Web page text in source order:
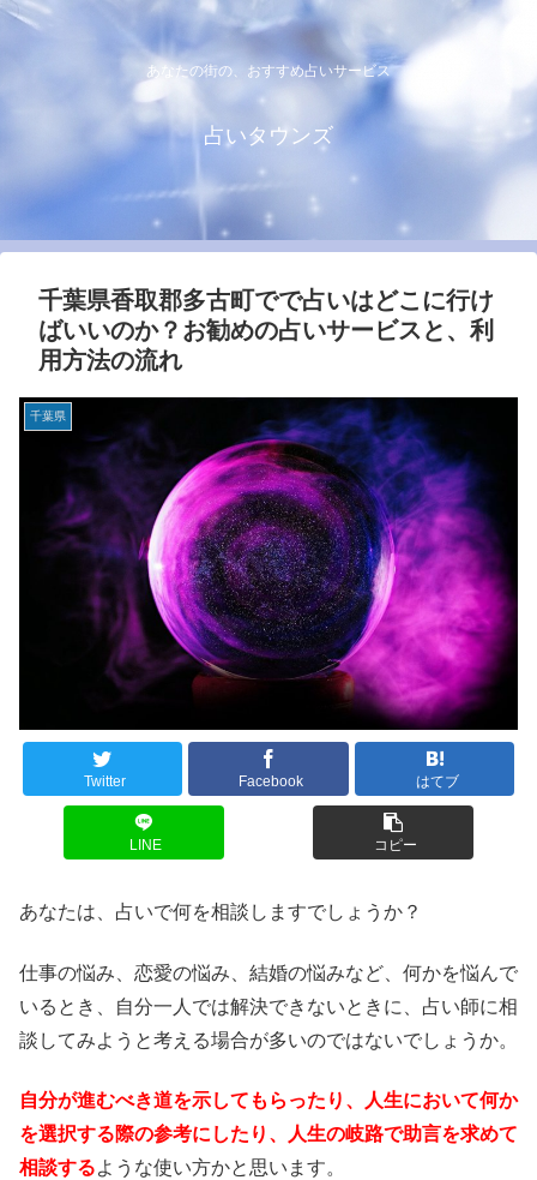
あなたの街の、おすすめ占いサービス
占いタウンズ
千葉県香取郡多古町でで占いはどこに行け
ばいいのか？お勧めの占いサービスと、利
用方法の流れ
千葉県
Twitter Facebook はてブ
LINE コピー
あなたは、占いで何を相談しますでしょうか？
仕事の悩み、恋愛の悩み、結婚の悩みなど、何かを悩んで
いるとき、自分一人では解決できないときに、占い師に相
談してみようと考える場合が多いのではないでしょうか。
自分が進むべき道を示してもらったり、人生において何か
を選択する際の参考にしたり、人生の岐路で助言を求めて
相談するような使い方かと思います。